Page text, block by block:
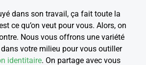
dans son travail, ça fait toute la
ce qu’on veut pour vous. Alors, on
Nous vous offrons une variété
votre milieu pour vous outiller
identitaire. On partage avec vous